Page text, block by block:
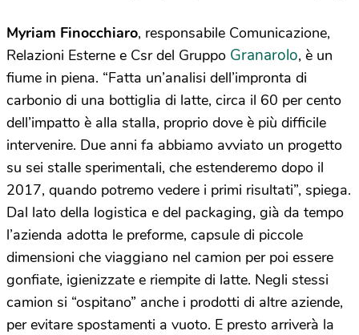
Myriam Finocchiaro, responsabile Comunicazione,
Relazioni Esterne e Csr del Gruppo Granarolo, è un
fiume in piena. “Fatta un’analisi dell’impronta di
carbonio di una bottiglia di latte, circa il 60 per cento
dell’impatto è alla stalla, proprio dove è più difficile
intervenire. Due anni fa abbiamo avviato un progetto
su sei stalle sperimentali, che estenderemo dopo il
2017, quando potremo vedere i primi risultati”, spiega.
Dal lato della logistica e del packaging, già da tempo
l’azienda adotta le preforme, capsule di piccole
dimensioni che viaggiano nel camion per poi essere
gonfiate, igienizzate e riempite di latte. Negli stessi
camion si “ospitano” anche i prodotti di altre aziende,
per evitare spostamenti a vuoto. E presto arriverà la